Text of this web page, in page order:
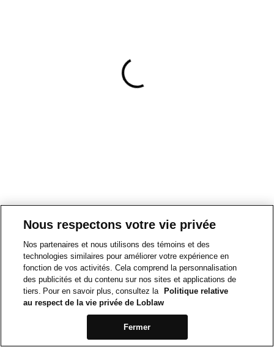
Nous respectons votre vie privée
Nos partenaires et nous utilisons des témoins et des
technologies similaires pour améliorer votre expérience en
fonction de vos activités. Cela comprend la personnalisation
des publicités et du contenu sur nos sites et applications de
tiers. Pour en savoir plus, consultez la
Politique relative
au respect de la vie privée de Loblaw
Fermer